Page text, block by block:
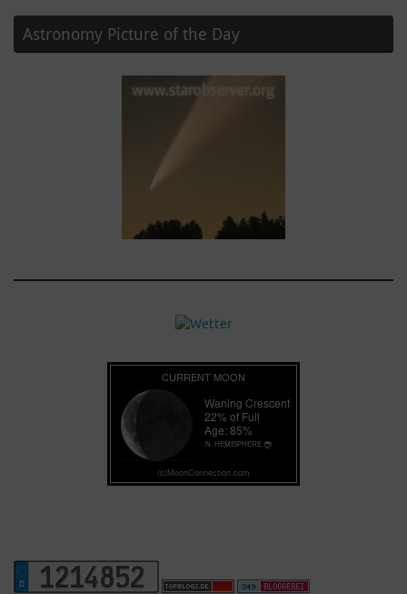
Astronomy Picture of the Day